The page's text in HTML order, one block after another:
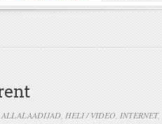
ALLALAADIJAD HELI / VIDEO INTERNET,